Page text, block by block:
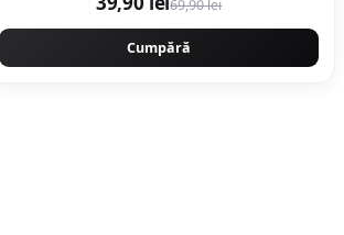
69,90 lei
Cumpără